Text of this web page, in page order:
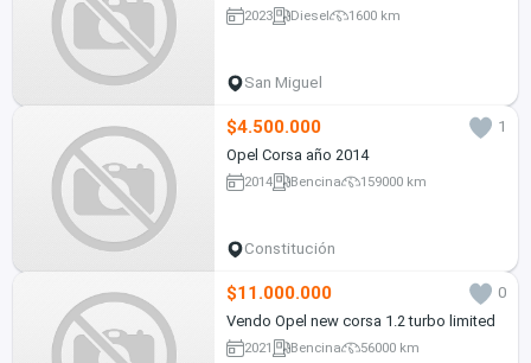
2023 Diesel 1600 km
San Miguel
$4.500.000
1
Opel Corsa año 2014
2014 Bencina 159000 km
Constitución
$11.000.000
0
Vendo Opel new corsa 1.2 turbo limited
2021 Bencina 56000 km